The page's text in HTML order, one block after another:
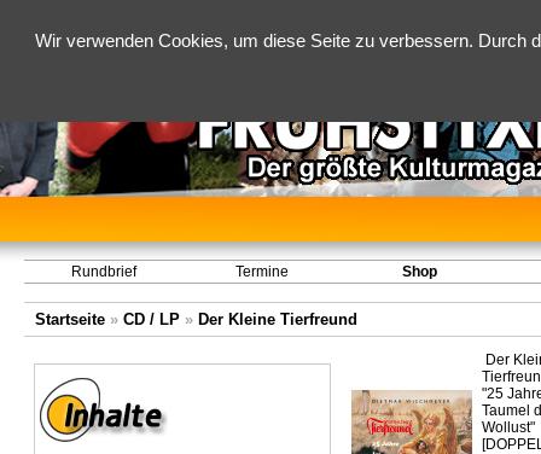
Wir verwenden Cookies, um diese Seite zu verbessern.
Rundbrief Termine Shop
Startseite» CD / LP» Der Kleine Tierfreund
Der
"25
Taumel
Wollust"